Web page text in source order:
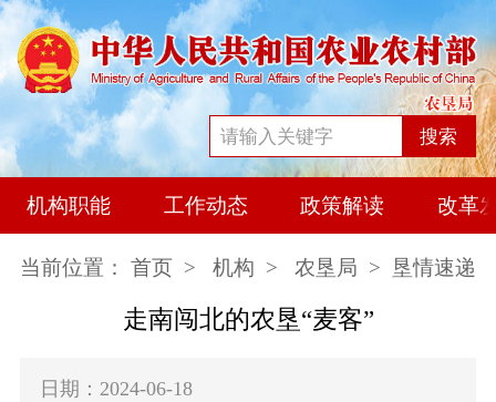
搜索
机构职能 工作动态 政策解读 改革
当前位置： 首页 > 机构 > 农垦局 > 垦情速递
走南闯北的农垦“麦客”
日期：2024-06-18